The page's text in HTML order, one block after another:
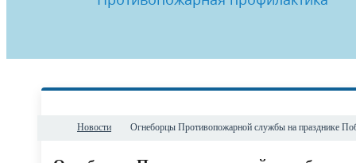
Новости ​Огнеборцы Противопожарной службы на празднике